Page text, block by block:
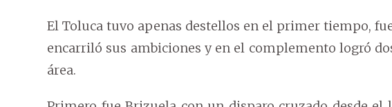
El Toluca tuvo apenas destellos en el primer tiempo,
encarriló sus ambiciones y en el complemento logró
área.